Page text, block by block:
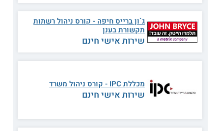
לפיתוח מהיר של מוצרים ולהתמודדות עם השוק התחרותי של
היום. נלמד בקמפוס שרונה בתל אביב ובקמפוס חיפה.
תכנית הלימודים
המוצר לקהל היעד שלו לכל אורך מחזור חייו בהתאמה לצורכים
של הארגון ותוך חיסכון בעלויות. הם מתמקדים הן בניהול מוצר והן
בניהול שיווק מוצר וכך מקבלים נקודת מבט נרחבת ורב תחומית על
מתכונת הלימוד
ג`ון ברייס חיפה - קורס ניהול רשתות
תקשורת בענן
שירות אישי חינם
מכללת IPC - קורס ניהול משרד
שירות אישי חינם